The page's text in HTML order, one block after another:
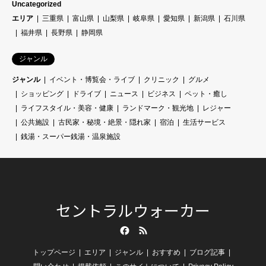
Uncategorized
エリア
三重県 富山県 山梨県 岐阜県 愛知県 新潟県
石川県
福井県
長野県 静岡県
ジャンル
ジャンル イベント・博覧会・ライブ クリニック
グルメ
ショッピング
ドライブ ニュース ビジネス
ペット・癒し
ライフスタイル・美容・健康
ランドマーク・観光地
レジャー
公共施設
古民家・秘境・絶景・隠れ家 宿泊
生活サービス
銭湯・スーパー銭湯・温泉施設
セントラルウォーカー
トップページ エリア ジャンル おすすめ
ブログ記事